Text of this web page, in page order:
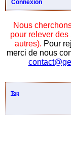
Connexion
Nous
pour relever des
autres). Pour
merci de nous
Top